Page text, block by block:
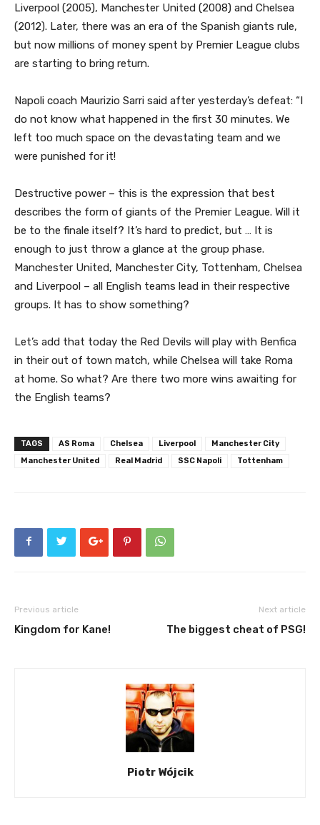
Liverpool (2005), Manchester United (2008) and Chelsea
(2012). Later, there was an era of the Spanish giants rule,
but now millions of money spent by Premier League clubs
are starting to bring return.
Napoli coach Maurizio Sarri said after yesterday’s defeat: “I
do not know what happened in the first 30 minutes. We
left too much space on the devastating team and we
were punished for it!
Destructive power – this is the expression that best
describes the form of giants of the Premier League. Will it
be to the finale itself? It’s hard to predict, but … It is
enough to just throw a glance at the group phase.
Manchester United, Manchester City, Tottenham, Chelsea
and Liverpool – all English teams lead in their respective
groups. It has to show something?
Let’s add that today the Red Devils will play with Benfica
in their out of town match, while Chelsea will take Roma
at home. So what? Are there two more wins awaiting for
the English teams?
TAGS AS Roma Chelsea Liverpool
Manchester City
Manchester United
Real Madrid SSC Napoli Tottenham
Previous article
Kingdom for Kane!
Next article
The biggest cheat of PSG!
Piotr Wójcik